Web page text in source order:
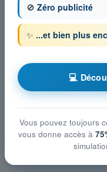
🚫 Zéro publicité
✨ ...et bien plus
💻
Vous pouvez toujours
vous donne accès à